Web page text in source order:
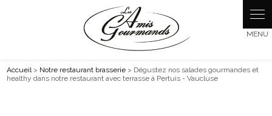
Accueil> Notre restaurant brasserie > Dégustez nos salades gourmandes et
healthy dans notre restaurant avec terrasse à Pertuis - Vaucluse
Panneau de gestion des cookies